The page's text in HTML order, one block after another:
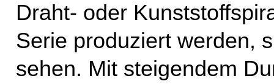
Draht- oder
Serie produziert werden,
sehen. Mit steigendem